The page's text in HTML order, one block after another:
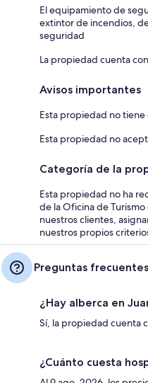
El equipamiento de
extintor de incendios,
seguridad
La propiedad cuenta
Avisos importantes
Esta propiedad no
Esta propiedad no
Categoría de la
Esta propiedad no ha
de la Oficina de
nuestros clientes,
nuestros propios
Preguntas frecuentes
¿Hay alberca en
Sí, la propiedad cuenta
¿Cuánto cuesta